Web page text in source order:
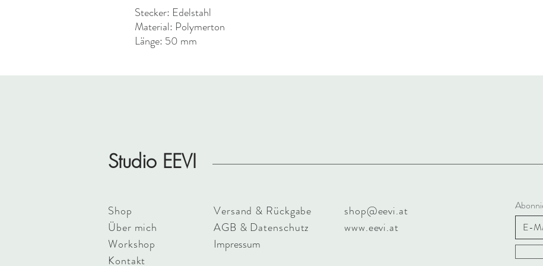
Stecker: Edelstahl
Material: Polymerton
Länge: 50 mm
Studio EEVI
Shop
Über mich
Workshop
Kontakt
Versand & Rückgabe
AGB & Datenschutz
Impressum
shop@eevi.at
www.eevi.at